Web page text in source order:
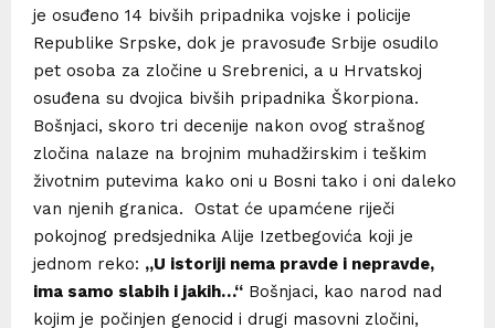
je osuđeno 14 bivših pripadnika vojske i policije
Republike Srpske, dok je pravosuđe Srbije osudilo
pet osoba za zločine u Srebrenici, a u Hrvatskoj
osuđena su dvojica bivših pripadnika Škorpiona.
Bošnjaci, skoro tri decenije nakon ovog strašnog
zločina nalaze na brojnim muhadžirskim i teškim
životnim putevima kako oni u Bosni tako i oni daleko
van njenih granica. Ostat će upamćene riječi
pokojnog predsjednika Alije Izetbegovića koji je
jednom reko: „U istoriji nema pravde i nepravde,
ima samo slabih i jakih…“ Bošnjaci, kao narod nad
kojim je počinjen genocid i drugi masovni zločini,